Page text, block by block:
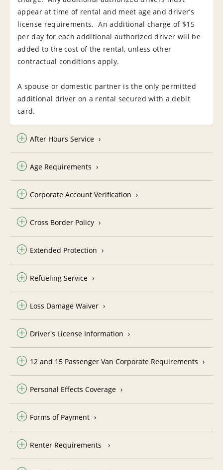
appear at time of rental and meet age and driver’s
license requirements. An additional charge of $15
per day for each additional authorized driver will be
added to the cost of the rental, unless other
contractual conditions apply.
A spouse or domestic partner is the only permitted
additional driver on a rental secured with a debit
card.
After Hours Service
Age Requirements
Corporate Account Verification
Cross Border Policy
Extended Protection
Refueling Service
Loss Damage Waiver
Driver's License Information
12 and 15 Passenger Van Corporate Requirements
Personal Effects Coverage
Forms of Payment
Renter Requirements